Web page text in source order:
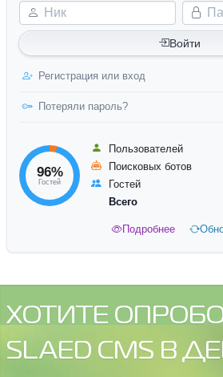
Ник Пароль
Войти
Регистрация или вход
Потеряли пароль?
96%
Гостей
Пользователей
Поисковых ботов
Гостей
Всего
Подробнее
ХОТИТЕ
SLAED CMS В